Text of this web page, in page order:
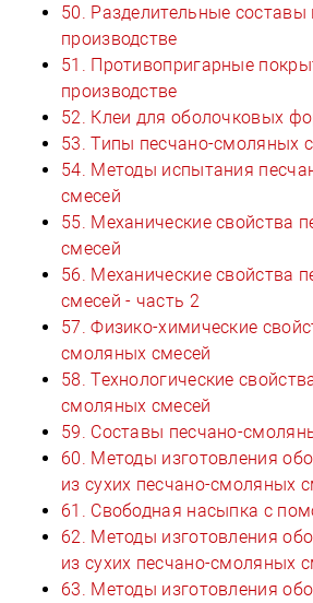
50. Разделительные составы
производстве
51. Противопригарные
производстве
52. Клеи для оболочковых
53. Типы песчано-смоляных
54. Методы испытания
смесей
55. Механические свойства
смесей
56. Механические свойства
смесей - часть 2
57. Физико-химические
смоляных смесей
58. Технологические
смоляных смесей
59. Составы песчано-
60. Методы изготовления
из сухих песчано-смоляных
61. Свободная насыпка с
62. Методы изготовления
из сухих песчано-смоляных
63. Методы изготовления